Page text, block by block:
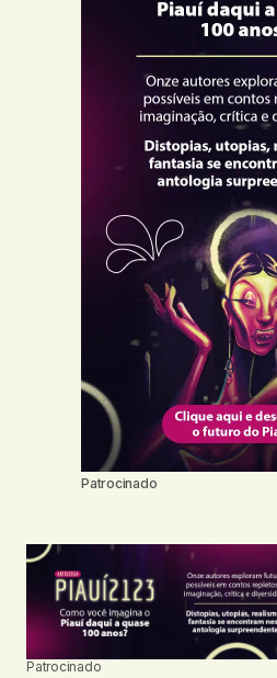
Patrocinado
Patrocinado